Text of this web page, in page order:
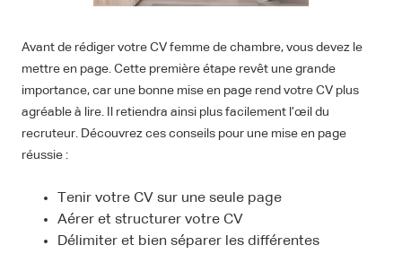
Avant de rédiger votre CV femme de chambre, vous devez le
mettre en page. Cette première étape revêt une grande
importance, car une bonne mise en page rend votre CV plus
agréable à lire. Il retiendra ainsi plus facilement l’œil du
recruteur. Découvrez ces conseils pour une mise en page
réussie :
Tenir votre CV sur une seule page
Aérer et structurer votre CV
Délimiter et bien séparer les différentes